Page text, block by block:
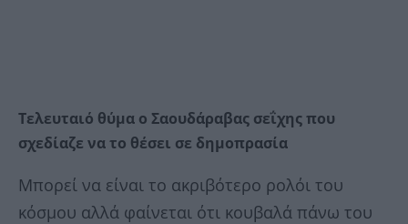
Τελευταιό θύμα ο Σαουδάραβας σεΐχης που
σχεδίαζε να το θέσει σε δημοπρασία
Μπορεί να είναι το ακριβότερο ρολόι του
κόσμου αλλά φαίνεται ότι κουβαλά πάνω του